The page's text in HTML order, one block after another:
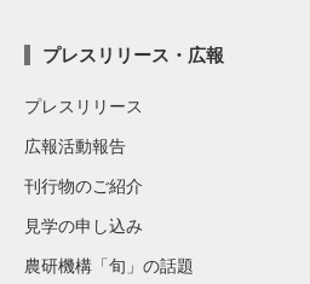
プレスリリース・広報
プレスリリース
広報活動報告
刊行物のご紹介
見学の申し込み
農研機構「旬」の話題